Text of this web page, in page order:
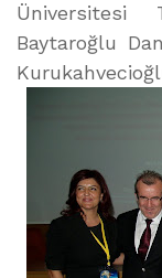
Üniversitesi
Baytaroğlu